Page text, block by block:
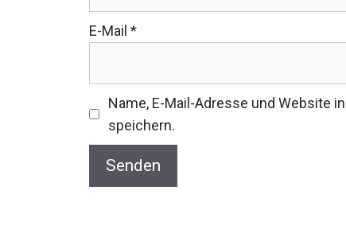
E-Mail *
Name, E-Mail-Adresse und Website
speichern.